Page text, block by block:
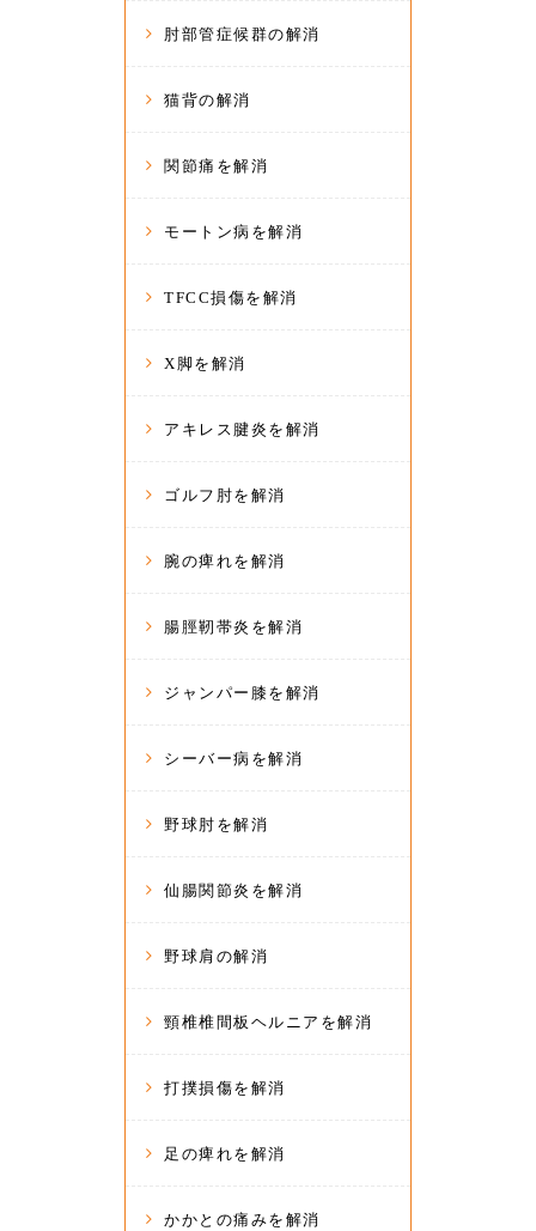
肘部管症候群の解消
猫背の解消
関節痛を解消
モートン病を解消
TFCC損傷を解消
X脚を解消
アキレス腱炎を解消
ゴルフ肘を解消
腕の痺れを解消
腸脛靭帯炎を解消
ジャンパー膝を解消
シーバー病を解消
野球肘を解消
仙腸関節炎を解消
野球肩の解消
頸椎椎間板ヘルニアを解消
打撲損傷を解消
足の痺れを解消
かかとの痛みを解消